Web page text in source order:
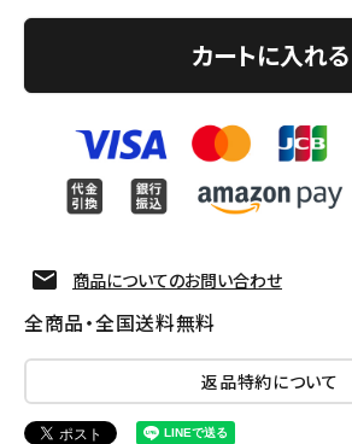
カートに入れる
商品についてのお問い合わせ
全商品・全国送料無料
返品特約について